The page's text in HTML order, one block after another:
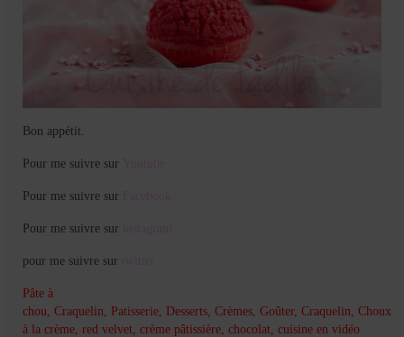
Bon appétit.
Pour me suivre sur
Pour me suivre sur
Pour me suivre sur
pour me suivre sur
Pâte à
chou Craquelin Patisserie Desserts Crèmes Goûter, Craquelin Choux
à la crème red velvet crème pâtissière chocolat cuisine en vidéo